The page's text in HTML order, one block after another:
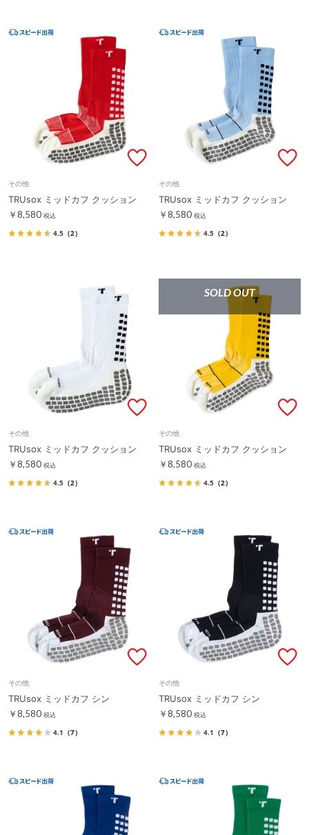
その他
TRUsox ミッドカフ クッション
￥8,580 税込
4.5 （2）
その他
TRUsox ミッドカフ クッション
￥8,580 税込
4.5 （2）
その他
TRUsox ミッドカフ クッション
￥8,580 税込
4.5 （2）
SOLD OUT
その他
TRUsox ミッドカフ クッション
￥8,580 税込
4.5 （2）
その他
TRUsox ミッドカフ シン
￥8,580 税込
4.1 （7）
その他
TRUsox ミッドカフ シン
￥8,580 税込
4.1 （7）